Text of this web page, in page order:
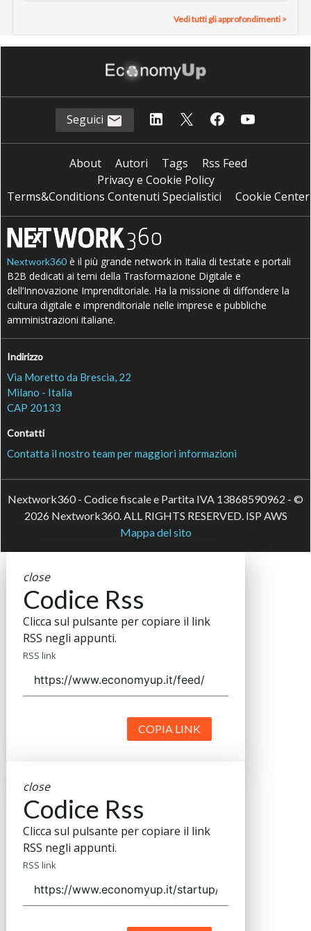
Vedi tutti gli approfondimenti >
Seguici
About Autori Tags
Rss Feed
Privacy e Cookie Policy
Terms&Conditions Contenuti Specialistici
Cookie Center
Nextwork360 è il più grande network in Italia di testate e portali
B2B dedicati ai temi della Trasformazione Digitale e
dell’Innovazione Imprenditoriale. Ha la missione di diffondere la
cultura digitale e imprenditoriale nelle imprese e pubbliche
amministrazioni italiane.
Indirizzo
Via Moretto da Brescia, 22
Milano - Italia
CAP 20133
Contatti
Contatta il nostro team per maggiori informazioni
Nextwork360 - Codice fiscale e Partita IVA 13868590962 - ©
2026 Nextwork360. ALL RIGHTS RESERVED. ISP AWS
Mappa del sito
close
Codice Rss
Clicca sul pulsante per copiare il link
RSS negli appunti.
RSS link
COPIA LINK
close
Codice Rss
Clicca sul pulsante per copiare il link
RSS negli appunti.
RSS link